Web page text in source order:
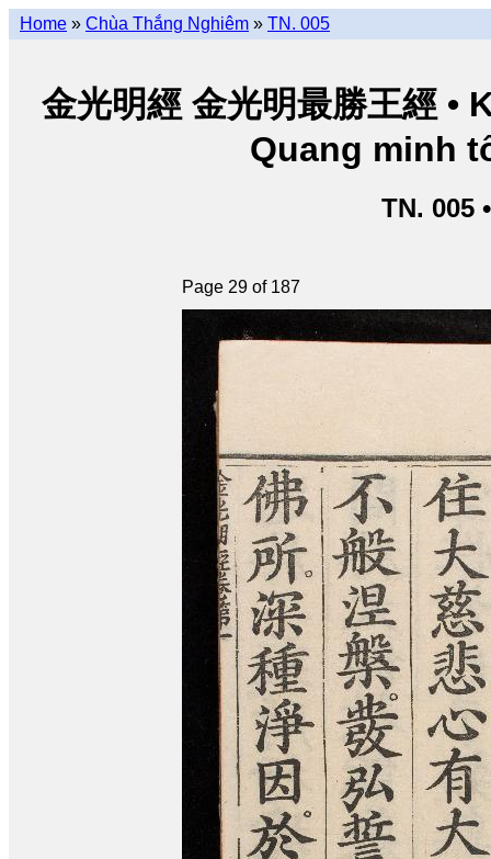
Home » Chùa Thắng Nghiêm » TN. 005
金光明經 金光明最勝王經
Quang minh
TN. 005
Page 29 of 187